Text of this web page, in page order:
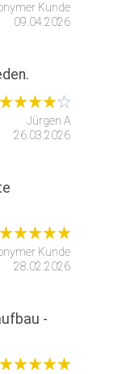
Kunde
09.04.2026
Jürgen A
26.03.2026
Kunde
28.02.2026
-